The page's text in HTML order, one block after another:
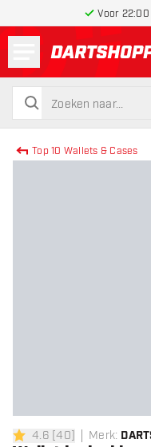
Voor
terug
zoeken
zoeken
Top 10 Wallets & Cases
4.6 score sterren
4.6 [40] Merk: